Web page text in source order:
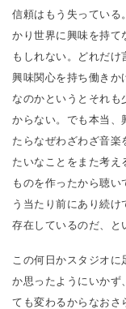
信頼はもう失っている
かり世界に興味を持て
もしれない。どれだ
興味関心を持ち働きか
なのかというとそれも
からない。でも本当、
たらなぜわざわざ音
たいなことをまた考
ものを作ったから聴
う当たり前にあり続
存在しているのだ、と
この何日かスタジオ
か思ったようにいかず
ても変わるからなおさ